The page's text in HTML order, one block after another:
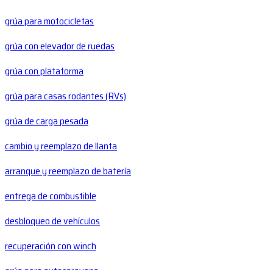
grúa para motocicletas
grúa con elevador de ruedas
grúa con plataforma
grúa para casas rodantes (RVs)
grúa de carga pesada
cambio y reemplazo de llanta
arranque y reemplazo de batería
entrega de combustible
desbloqueo de vehículos
recuperación con winch